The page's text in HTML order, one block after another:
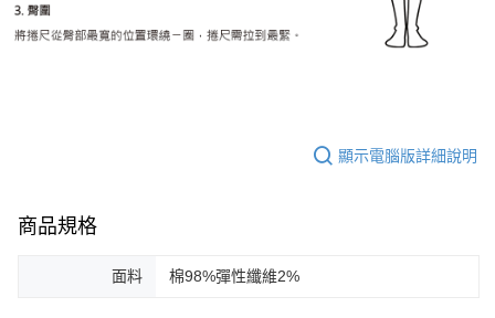
顯示電腦版詳細說明
商品規格
面料 棉98%彈性纖維2%